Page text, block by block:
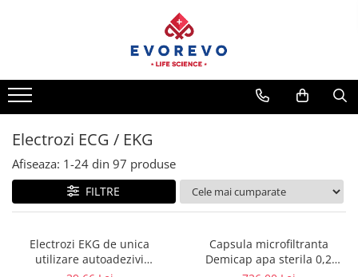
Nebulizatoare
Concentratoare oxigen
Senzori SpO2
Pulsoximetre
Capnometre
Lampi operatie
Termometre
Higrometre
Electrozi ECG / EKG
Afiseaza: 1-24 din 97 produse
FILTRE
Electrozi EKG de unica
utilizare autoadezivi
Capsula microfiltranta
Demicap apa sterila 0,2